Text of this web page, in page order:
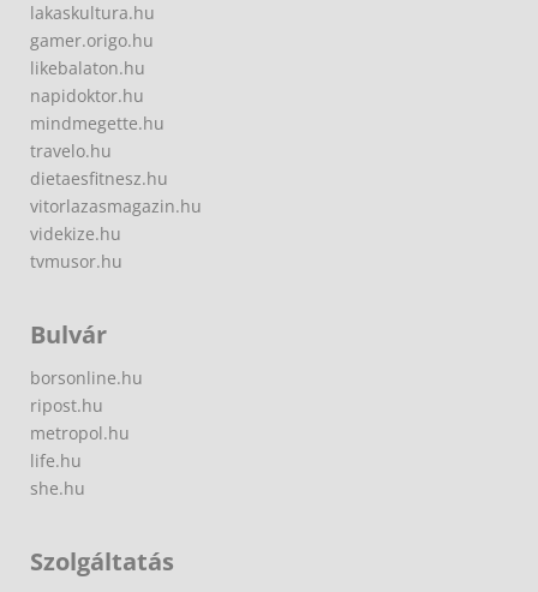
lakaskultura.hu
gamer.origo.hu
likebalaton.hu
napidoktor.hu
mindmegette.hu
travelo.hu
dietaesfitnesz.hu
vitorlazasmagazin.hu
videkize.hu
tvmusor.hu
Bulvár
borsonline.hu
ripost.hu
metropol.hu
life.hu
she.hu
Szolgáltatás